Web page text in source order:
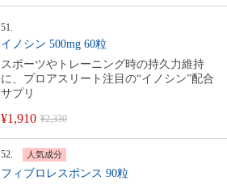
51.
イノシン 500mg 60粒
スポーツやトレーニング時の持久力維持
に、プロアスリート注目の“イノシン”配合
サプリ
¥1,910 ¥2,330
52. 人気成分
フィブロレスポンス 90粒